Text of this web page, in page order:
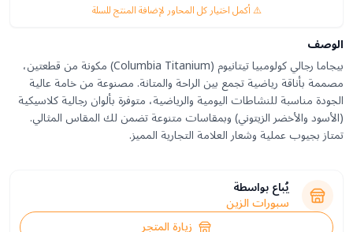
⚠️ أكمل اختيار كل المحاور لإضافة المنتج للسلة
الوصف
بيجاما رجالي كولومبيا تيتانيوم (Columbia Titanium) مكونة من قطعتين،
مصممة بأناقة رياضية تجمع بين الراحة والمتانة. مصنوعة من خامة عالية
الجودة مناسبة للنشاطات اليومية والرياضية، متوفرة بألوان رجالية كلاسيكية
(الأسود والأخضر الزيتوني) وبمقاسات متنوعة تضمن لك المقاس المثالي.
تمتاز بجيوب عملية وشعار العلامة التجارية المميز.
يُباع بواسطة
سبورات الزين
زيارة المتجر